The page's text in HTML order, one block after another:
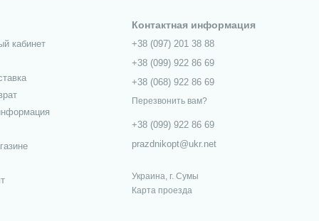
кабинет
Контактная информация
+38 (097) 201 38 88
+38 (099) 922 86 69
+38 (068) 922 86 69
Перезвонить вам?
+38 (099) 922 86 69
prazdnikopt@ukr.net
Украина, г. Сумы
Карта проезда